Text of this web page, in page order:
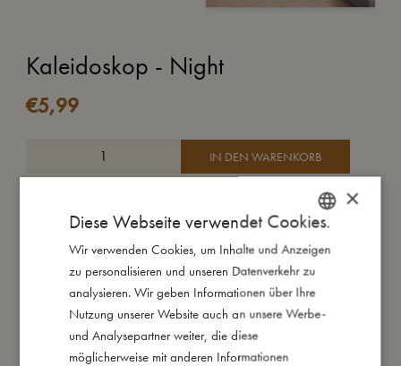
Kaleidoskop - Night
€5,99
IN DEN WARENKORB
Unsere neuen Kaleidoskope faszinieren Kinder und Eltern
gleichermaßen. Drehe ganz einfach das Kaleidoskop und
erlebe die magischen Muster in den kräftigen Herbstfarben
auf der Innenseite. Unsere Kaleidoskope sind in allen drei
Prints aus unserer neuen Kollektion erhältlich, wobei sich hinter
jedem Print ein besonderes Mosaikmuster versteckt.
Wähle Deinen Liebllingsprint und entdecke, welches Muster
sich im Inneren verbirgt.
DANISH
ENGLISH
GERMAN
×
Diese Webseite verwendet Cookies.
Wir verwenden Cookies, um Inhalte und Anzeigen
zu personalisieren und unseren Datenverkehr zu
analysieren. Wir geben Informationen über Ihre
Nutzung unserer Website auch an unsere Werbe-
und Analysepartner weiter, die diese
möglicherweise mit anderen Informationen